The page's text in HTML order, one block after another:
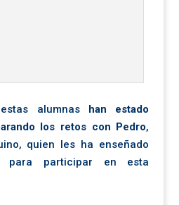
alumnas han estado
los retos con Pedro,
quien les ha enseñado
para participar en esta